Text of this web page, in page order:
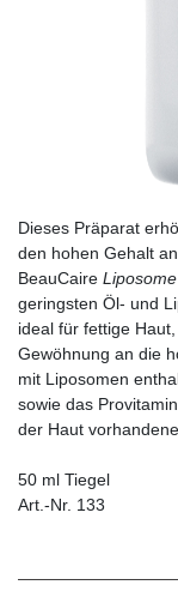
Dieses Präparat
den hohen Gehalt
BeauCaire
geringsten Öl- und
ideal für fettige
Gewöhnung an die
mit Liposomen
sowie das
der Haut
50 ml Tiegel
Art.-Nr. 133